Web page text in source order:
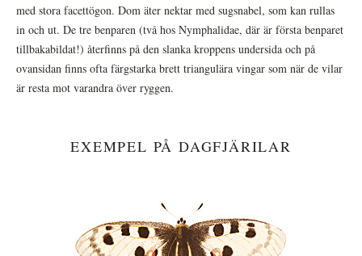
med stora facettögon. Dom äter nektar med sugsnabel, som kan rullas
in och ut. De tre benparen (två hos Nymphalidae, där är första benparet
tillbakabildat!) återfinns på den slanka kroppens undersida och på
ovansidan finns ofta färgstarka brett triangulära vingar som när de vilar
är resta mot varandra över ryggen.
EXEMPEL PÅ DAGFJÄRILAR